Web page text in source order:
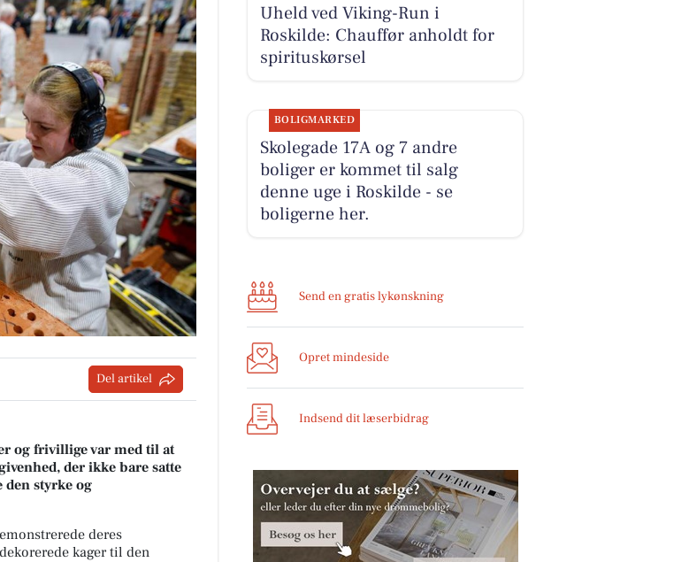
Del artikel
og frivillige var med til at
der ikke bare satte
den styrke og
deres
kager til den
Uheld ved Viking-Run i
Roskilde: Chauffør anholdt for
spirituskørsel
BOLIGMARKED
Skolegade 17A og 7 andre
boliger er kommet til salg
denne uge i Roskilde - se
boligerne her.
Send en gratis lykønskning
Opret mindeside
Indsend dit læserbidrag